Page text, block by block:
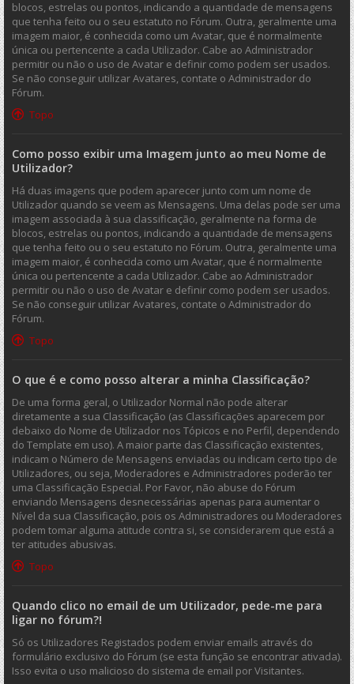
blocos, estrelas ou pontos, indicando a quantidade de mensagens
que tenha feito ou o seu estatuto no Fórum. Outra, geralmente uma
imagem maior, é conhecida como um Avatar, que é normalmente
única ou pertencente a cada Utilizador. Cabe ao Administrador
permitir ou não o uso de Avatar e definir como podem ser usados.
Se não conseguir utilizar Avatares, contate o Administrador do
Fórum.
Topo
Como posso exibir uma Imagem junto ao meu Nome de
Utilizador?
Há duas imagens que podem aparecer junto com um nome de
Utilizador quando se veem as Mensagens. Uma delas pode ser uma
imagem associada à sua classificação, geralmente na forma de
blocos, estrelas ou pontos, indicando a quantidade de mensagens
que tenha feito ou o seu estatuto no Fórum. Outra, geralmente uma
imagem maior, é conhecida como um Avatar, que é normalmente
única ou pertencente a cada Utilizador. Cabe ao Administrador
permitir ou não o uso de Avatar e definir como podem ser usados.
Se não conseguir utilizar Avatares, contate o Administrador do
Fórum.
Topo
O que é e como posso alterar a minha Classificação?
De uma forma geral, o Utilizador Normal não pode alterar
diretamente a sua Classificação (as Classificações aparecem por
debaixo do Nome de Utilizador nos Tópicos e no Perfil, dependendo
do Template em uso). A maior parte das Classificação existentes,
indicam o Número de Mensagens enviadas ou indicam certo tipo de
Utilizadores, ou seja, Moderadores e Administradores poderão ter
uma Classificação Especial. Por Favor, não abuse do Fórum
enviando Mensagens desnecessárias apenas para aumentar o
Nível da sua Classificação, pois os Administradores ou Moderadores
podem tomar alguma atitude contra si, se considerarem que está a
ter atitudes abusivas.
Topo
Quando clico no email de um Utilizador, pede-me para
ligar no fórum?!
Só os Utilizadores Registados podem enviar emails através do
formulário exclusivo do Fórum (se esta função se encontrar ativada).
Isso evita o uso malicioso do sistema de email por Visitantes.